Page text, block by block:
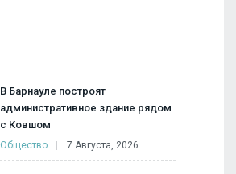
В Барнауле построят
административное здание рядом
с Ковшом
Общество 7 Августа, 2026